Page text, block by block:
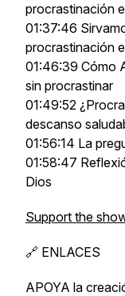
procrastinación
01:37:46
procrastinación
01:46:39 Cómo
sin procrastinar
01:49:52
descanso
01:56:14 La
01:58:47
Dios
Support the
🔗 ENLACES
APOYA la